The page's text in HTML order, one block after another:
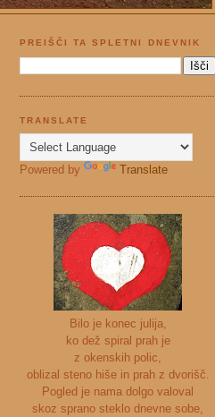
PREIŠČI TA SPLETNI DNEVNIK
TRANSLATE
Powered by Translate
Bilo je konec julija,
ko dež spiral prah je
z okenskih polic,
oblizal steno hiše in prah z dvorišč.
Pogled je nama dolgo valoval
skoz sprano steklo dnevne sobe,